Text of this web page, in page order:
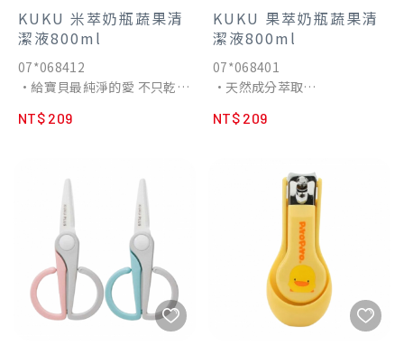
也能輕鬆擺放
可當保鮮盒分裝寶寶副食品、
零食等，容量大、體積小，攜
帶外出更加便利
•外出離乳碗 當須餵食寶寶米
精或食物泥，不用再更換盛裝
容器，只須將上下蓋結合即可
變成離乳碗，輕鬆又方便
KUKU 米萃奶瓶蔬果清
潔液800ml
07*068412
•給寶貝最純淨的愛 不只乾
•源自自然界豐沛的生命力 集
•強化洗淨 高分解酵素可快速
分解蛋白質/油汙，好沖洗不殘
•植物性油質 橄欖油成分保濕
溫和不刺激
•溫和不刺激 中性配方、不含
酒精不刺激
•多功能使用 可直接清洗蔬
NT$ 209
KUKU 果萃奶瓶蔬果清
潔液800ml
07*068401
•天然成分萃取
•溫和界面活性劑
NT$ 209